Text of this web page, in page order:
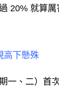
20% 就算
高下懸殊
期一、二）首